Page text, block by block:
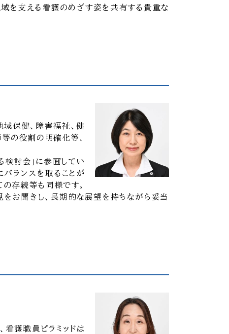
を支える看護のめざす姿を共有する貴重な
保健、障害福祉、健
の役割の明確化等、
検討会」に参画してい
バランスを取ることが
存続等も同様です。
お聞きし、長期的な展望を持ちながら妥当
護職員ピラミッドは